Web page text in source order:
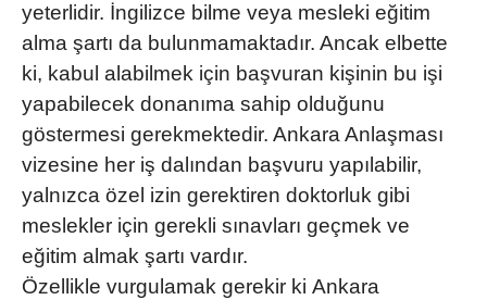
yeterlidir. İngilizce bilme veya mesleki eğitim
alma şartı da bulunmamaktadır. Ancak elbette
ki, kabul alabilmek için başvuran kişinin bu işi
yapabilecek donanıma sahip olduğunu
göstermesi gerekmektedir. Ankara Anlaşması
vizesine her iş dalından başvuru yapılabilir,
yalnızca özel izin gerektiren doktorluk gibi
meslekler için gerekli sınavları geçmek ve
eğitim almak şartı vardır.
Özellikle vurgulamak gerekir ki Ankara